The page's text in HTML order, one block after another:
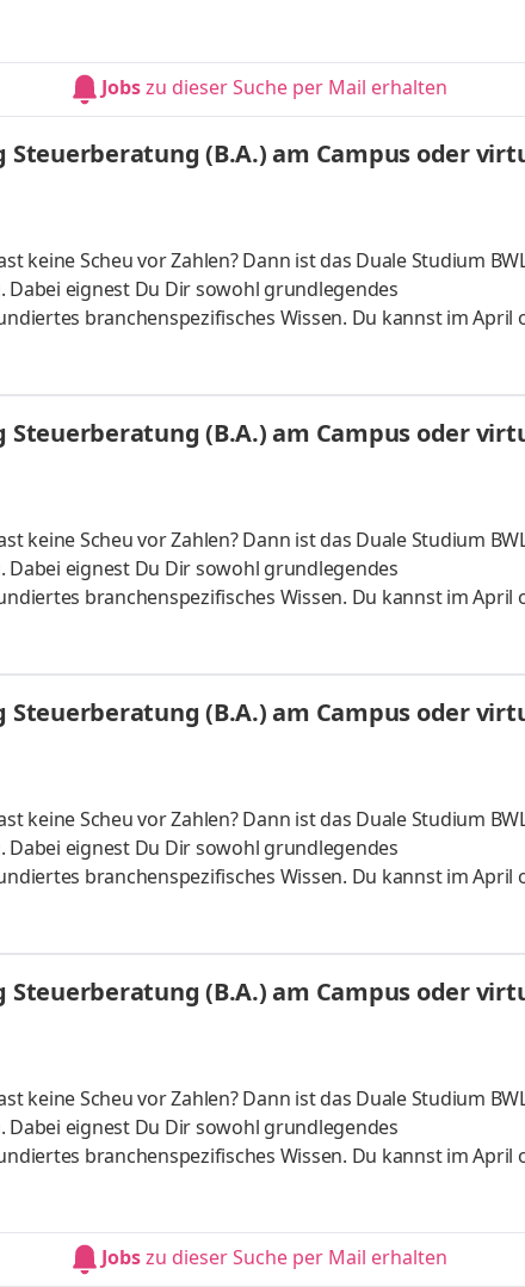
flexibel virtuell. Deine Praxisphasen absolvierst Du bei
Dein Studium ohne Numerus clausus oder
mit praxisnahen InhaltenDeine
Du lernstJobszu dieser Suche per Mail erhalten
Steuerberatung (B.A.) am Campus oder
keine Scheu vor Zahlen? Dann ist das Duale Studium
eignest Du Dir sowohl grundlegendes
branchenspezifisches Wissen. Du kannst im April
flexibel virtuell. Deine Praxisphasen absolvierst Du bei
Dein Studium ohne Numerus clausus oder
mit praxisnahen InhaltenDeine
Du lernst
Steuerberatung (B.A.) am Campus oder
keine Scheu vor Zahlen? Dann ist das Duale Studium
eignest Du Dir sowohl grundlegendes
branchenspezifisches Wissen. Du kannst im April
flexibel virtuell. Deine Praxisphasen absolvierst Du bei
Dein Studium ohne Numerus clausus oder
mit praxisnahen InhaltenDeine
Du lernst
Steuerberatung (B.A.) am Campus oder
keine Scheu vor Zahlen? Dann ist das Duale Studium
eignest Du Dir sowohl grundlegendes
branchenspezifisches Wissen. Du kannst im April
flexibel virtuell. Deine Praxisphasen absolvierst Du bei
Dein Studium ohne Numerus clausus oder
mit praxisnahen InhaltenDeine
Du lernst
Steuerberatung (B.A.) am Campus oder
keine Scheu vor Zahlen? Dann ist das Duale Studium
eignest Du Dir sowohl grundlegendes
branchenspezifisches Wissen. Du kannst im April
flexibel virtuell. Deine Praxisphasen absolvierst Du bei
Dein Studium ohne Numerus clausus oder
mit praxisnahen InhaltenDeine
Du lernstJobszu dieser Suche per Mail erhalten